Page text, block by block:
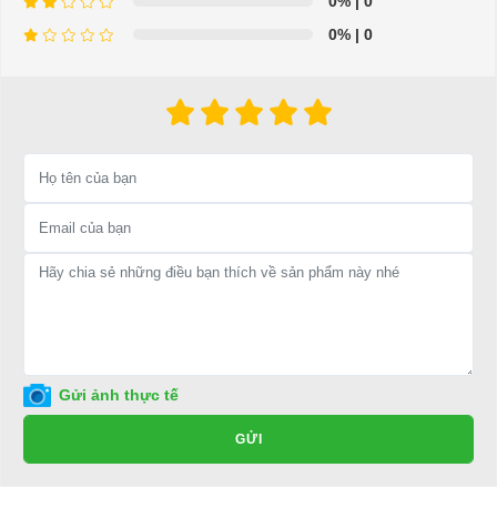
Bộ kèn còi cho xe điện
LIÊN HỆ CÔNG TY:
Đại Cường
Điện thoại: 08 68 100 260 ( Châu ) - 093 211 3677 ( Phú )
E-mail:phuhuynhkd@gmail.com
Website:xediendulich.com
0% | 0
Gửi ảnh thực tế
GỬI